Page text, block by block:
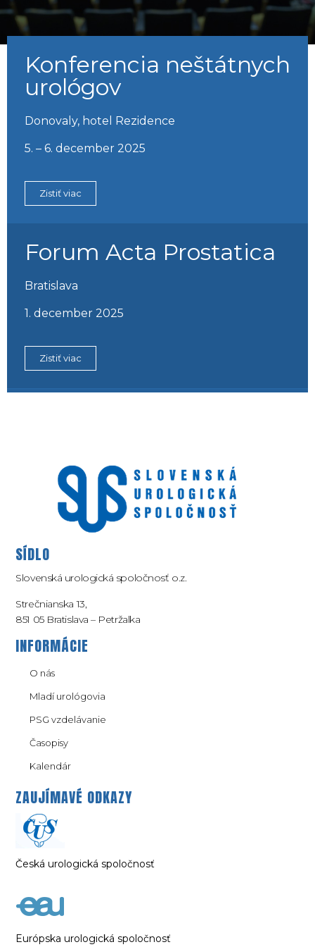
Konferencia neštátnych
urológov
Donovaly, hotel Rezidence
5. – 6. december 2025
Zistiť viac
Forum Acta Prostatica
Bratislava
1. december 2025
Zistiť viac
SÍDLO
Slovenská urologická spoločnosť o.z.
Strečnianska 13,
851 05 Bratislava – Petržalka
INFORMÁCIE
O nás
Mladí urológovia
PSG vzdelávanie
Časopisy
Kalendár
ZAUJÍMAVÉ ODKAZY
Česká urologická spoločnosť
Európska urologická spoločnosť